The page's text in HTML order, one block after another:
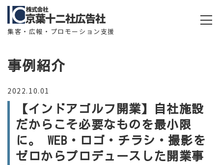
集客・広報・プロモーション支援
事例紹介
2022.10.01
【インドアゴルフ開業】自社施設
だからこそ必要なものを最小限
に。 WEB・ロゴ・チラシ・撮影を
ゼロからプロデュースした開業事